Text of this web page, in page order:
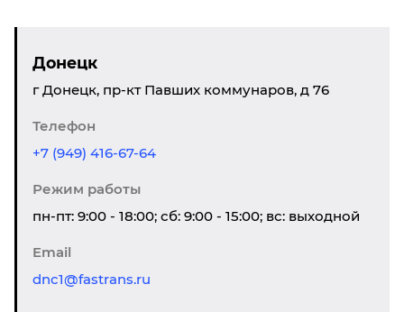
Донецк
г Донецк, пр-кт Павших коммунаров, д 76
Телефон
+7 (949) 416-67-64
Режим работы
пн-пт: 9:00 - 18:00; сб: 9:00 - 15:00; вс: выходной
Email
dnc1@fastrans.ru